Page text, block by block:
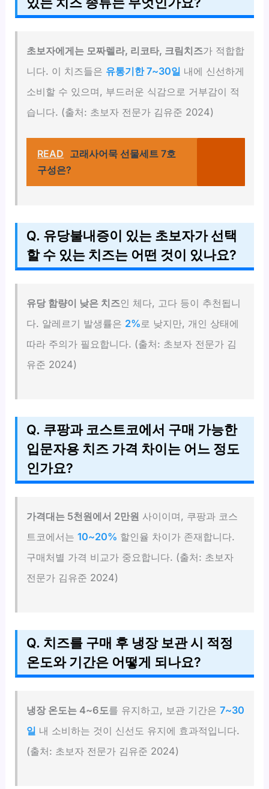
초보자에게는 모짜렐라, 리코타, 크림치즈가 적합합
니다. 이 치즈들은 유통기한 7~30일 내에 신선하게
소비할 수 있으며, 부드러운 식감으로 거부감이 적
습니다. (출처: 초보자 전문가 김유준 2024)
READ 고래사어묵 선물세트 7호
구성은?
Q. 유당불내증이 있는 초보자가 선택
할 수 있는 치즈는 어떤 것이 있나요?
유당 함량이 낮은 치즈인 체다, 고다 등이 추천됩니
다. 알레르기 발생률은 2% 로 낮지만, 개인 상태에
따라 주의가 필요합니다. (출처: 초보자 전문가 김
유준 2024)
Q. 쿠팡과 코스트코에서 구매 가능한
입문자용 치즈 가격 차이는 어느 정도
인가요?
가격대는 5천원에서 2만원 사이이며, 쿠팡과 코스
트코에서는10~20% 할인율 차이가 존재합니다.
구매처별 가격 비교가 중요합니다. (출처: 초보자
전문가 김유준 2024)
Q. 치즈를 구매 후 냉장 보관 시 적정
온도와 기간은 어떻게 되나요?
냉장 온도는 4~6도를 유지하고, 보관 기간은7~30
일 내 소비하는 것이 신선도 유지에 효과적입니다.
(출처: 초보자 전문가 김유준 2024)